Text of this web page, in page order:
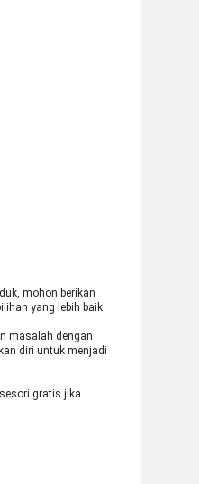
mohon berikan
yang lebih baik
masalah dengan
diri untuk menjadi
gratis jika